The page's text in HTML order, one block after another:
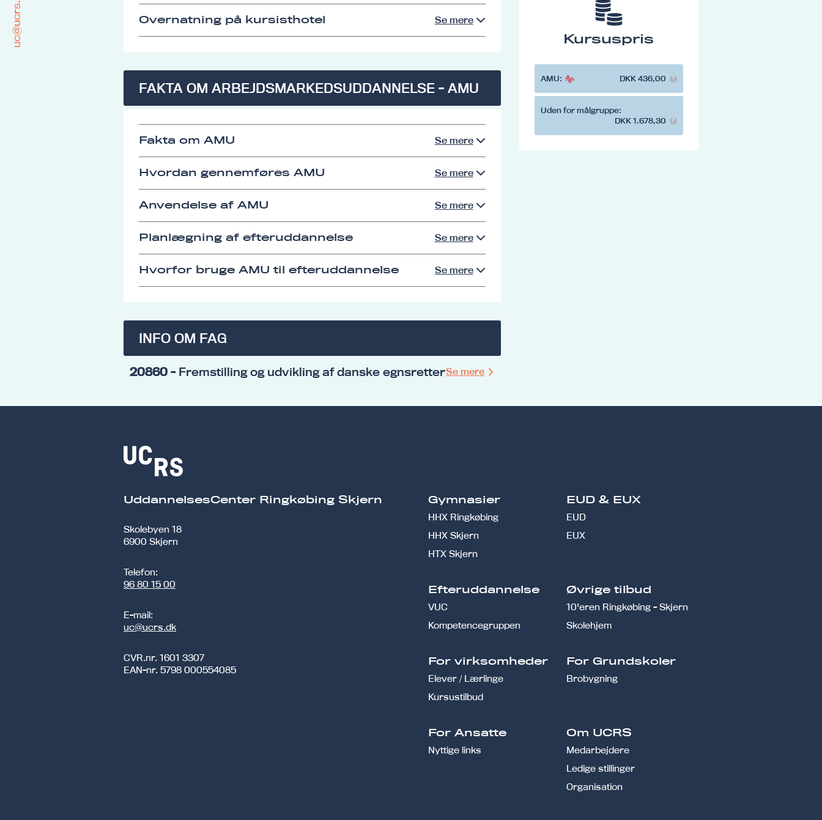
Overnatning på kursisthotel Se mere
FAKTA OM ARBEJDSMARKEDSUDDANNELSE - AMU
Fakta om AMU Se mere
Hvordan gennemføres AMU Se mere
Anvendelse af AMU Se mere
Planlægning af efteruddannelse Se mere
Hvorfor bruge AMU til efteruddannelse Se mere
INFO OM FAG
20860 - Fremstilling og udvikling af danske egnsretterSe mere
Kursuspris
AMU: DKK 436,00
Uden for målgruppe:
DKK 1.678,30
UddannelsesCenter Ringkøbing Skjern
Skolebyen 18
6900 Skjern
Telefon:
96 80 15 00
E-mail:
uc@ucrs.dk
CVR.nr. 1601 3307
EAN-nr. 5798 000554085
Gymnasier
HHX Ringkøbing
HHX Skjern
HTX Skjern
EUD & EUX
EUD
EUX
Efteruddannelse
VUC
Kompetencegruppen
Øvrige tilbud
10'eren Ringkøbing - Skjern
Skolehjem
For virksomheder
Elever / Lærlinge
Kursustilbud
For Grundskoler
Brobygning
For Ansatte
Nyttige links
Om UCRS
Medarbejdere
Ledige stillinger
Organisation
uc@ucrs.dk